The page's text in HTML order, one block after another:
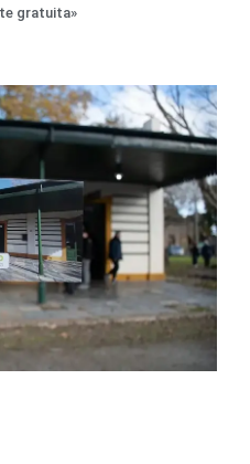
gratuita»